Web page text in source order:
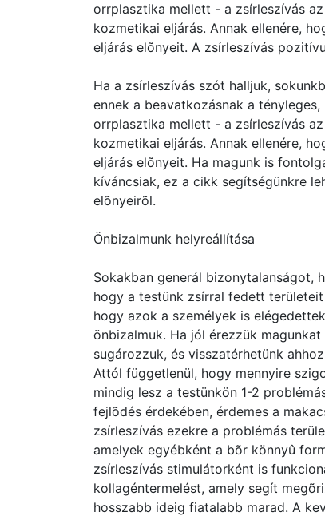
orrplasztika mellett - a zsírleszívás
kozmetikai eljárás. Annak ellenére,
eljárás elõnyeit. A zsírleszívás
Ha a zsírleszívás szót halljuk,
ennek a beavatkozásnak a
orrplasztika mellett - a zsírleszívás
kozmetikai eljárás. Annak ellenére,
eljárás elõnyeit. Ha magunk is
kíváncsiak, ez a cikk segítségünkre
elõnyeirõl.
Önbizalmunk helyreállítása
Sokakban generál bizonytalanságot,
hogy a testünk zsírral fedett
hogy azok a személyek is
önbizalmuk. Ha jól érezzük
sugározzuk, és visszatérhetünk
Attól függetlenül, hogy mennyire
mindig lesz a testünkön 1-2
fejlõdés érdekében, érdemes a
zsírleszívás ezekre a problémás
amelyek egyébként a bõr könnyû
zsírleszívás stimulátorként is
kollagéntermelést, amely segít
hosszabb ideig fiatalabb marad. A